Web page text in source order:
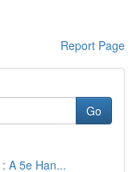
Report Page
Go
A 5e Han...